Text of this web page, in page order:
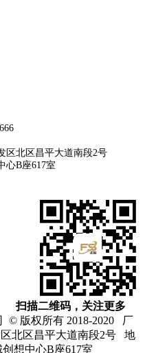
北区昌平大道南段2号
心B座617室
扫描二维码，关注更多
© 版权所有 2018-2020 厂
北区昌平大道南段2号
地
想中心B座617室